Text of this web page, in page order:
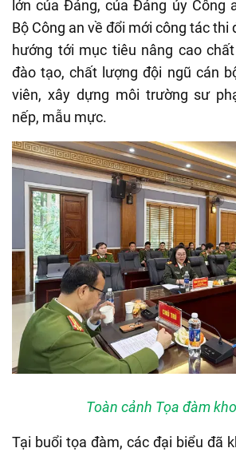
lớn của Đảng, của Đảng ủy Công
Bộ Công an về đổi mới công tác thi
hướng tới mục tiêu nâng cao
đào tạo, chất lượng đội ngũ cán
viên, xây dựng môi trường sư
nếp, mẫu mực.
Toàn cảnh Tọa đàm
Tại buổi tọa đàm, các đại biểu đã